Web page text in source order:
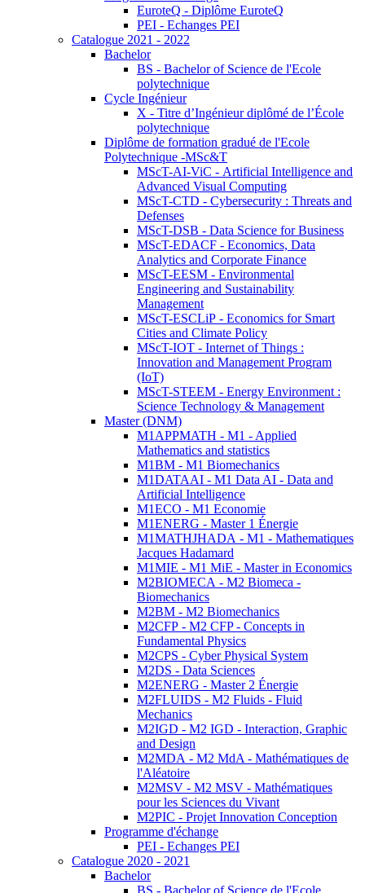
EuroteQ - Diplôme EuroteQ
PEI - Echanges PEI
Catalogue 2021 - 2022
Bachelor
BS - Bachelor of Science de l'Ecole
polytechnique
Cycle Ingénieur
X - Titre d’Ingénieur diplômé de l’École
polytechnique
Diplôme de formation gradué de l'Ecole
Polytechnique -MSc&T
MScT-AI-ViC - Artificial Intelligence and
Advanced Visual Computing
MScT-CTD - Cybersecurity : Threats and
Defenses
MScT-DSB - Data Science for Business
MScT-EDACF - Economics, Data
Analytics and Corporate Finance
MScT-EESM - Environmental
Engineering and Sustainability
Management
MScT-ESCLiP - Economics for Smart
Cities and Climate Policy
MScT-IOT - Internet of Things :
Innovation and Management Program
(IoT)
MScT-STEEM - Energy Environment :
Science Technology & Management
Master (DNM)
M1APPMATH - M1 - Applied
Mathematics and statistics
M1BM - M1 Biomechanics
M1DATAAI - M1 Data AI - Data and
Artificial Intelligence
M1ECO - M1 Economie
M1ENERG - Master 1 Énergie
M1MATHJHADA - M1 - Mathematiques
Jacques Hadamard
M1MIE - M1 MiE - Master in Economics
M2BIOMECA - M2 Biomeca -
Biomechanics
M2BM - M2 Biomechanics
M2CFP - M2 CFP - Concepts in
Fundamental Physics
M2CPS - Cyber Physical System
M2DS - Data Sciences
M2ENERG - Master 2 Énergie
M2FLUIDS - M2 Fluids - Fluid
Mechanics
M2IGD - M2 IGD - Interaction, Graphic
and Design
M2MDA - M2 MdA - Mathématiques de
l'Aléatoire
M2MSV - M2 MSV - Mathématiques
pour les Sciences du Vivant
M2PIC - Projet Innovation Conception
Programme d'échange
PEI - Echanges PEI
Catalogue 2020 - 2021
Bachelor
BS - Bachelor of Science de l'Ecole